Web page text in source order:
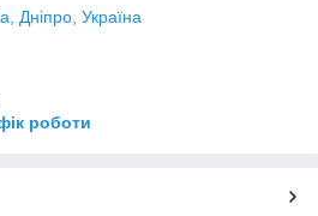
Дніпро, Україна
роботи